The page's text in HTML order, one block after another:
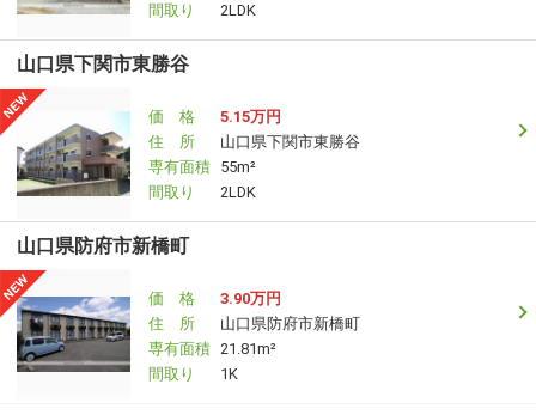
間取り
2LDK
山口県下関市東勝谷
価 格
5.15万円
住 所
山口県下関市東勝谷
専有面積 55m²
間取り
2LDK
山口県防府市新橋町
価 格
3.90万円
住 所
山口県防府市新橋町
専有面積 21.81m²
間取り
1K